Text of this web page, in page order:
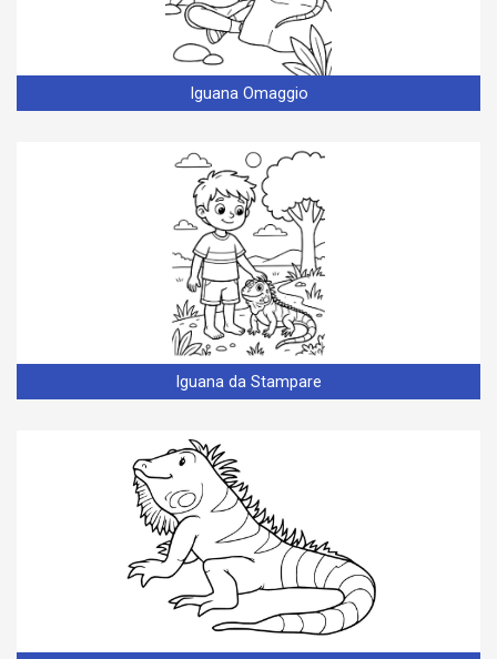
Iguana Omaggio
Iguana da Stampare